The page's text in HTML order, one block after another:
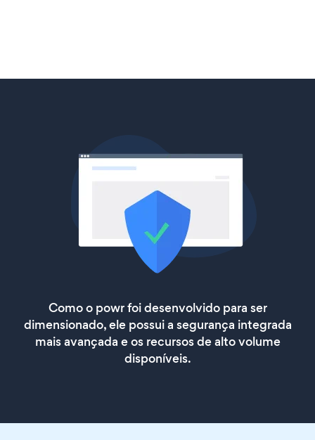
Como o powr foi desenvolvido para ser
dimensionado, ele possui a segurança integrada
mais avançada e os recursos de alto volume
disponíveis.